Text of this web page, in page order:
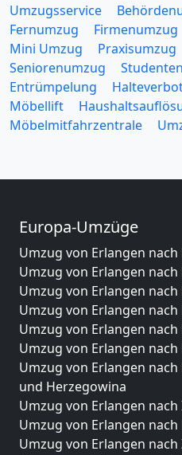
Umzugsservice
Fernumzug
Firmenumzug
Mini Umzug
Praxisumzug
Seniorenumzug
Entrümpelung
Möbellift
Möbelmitfahrzentrale
Europa-Umzüge
Umzug von Erlangen nach
Umzug von Erlangen nach
Umzug von Erlangen
Umzug von Erlangen
Umzug von Erlangen nach
Umzug von Erlangen
Umzug von Erlangen nach
und Herzegowina
Umzug von Erlangen
Umzug von Erlangen
Umzug von Erlangen nach